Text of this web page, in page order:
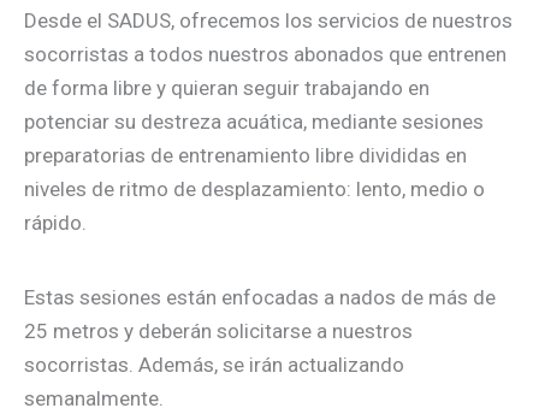
Desde el SADUS, ofrecemos los servicios de nuestros
socorristas a todos nuestros abonados que entrenen
de forma libre y quieran seguir trabajando en
potenciar su destreza acuática, mediante sesiones
preparatorias de entrenamiento libre divididas en
niveles de ritmo de desplazamiento: lento, medio o
rápido.
Estas sesiones están enfocadas a nados de más de
25 metros y deberán solicitarse a nuestros
socorristas. Además, se irán actualizando
semanalmente.